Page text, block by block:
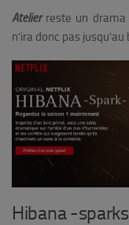
Atelierreste un drama
n’ira donc pas
Hibana -